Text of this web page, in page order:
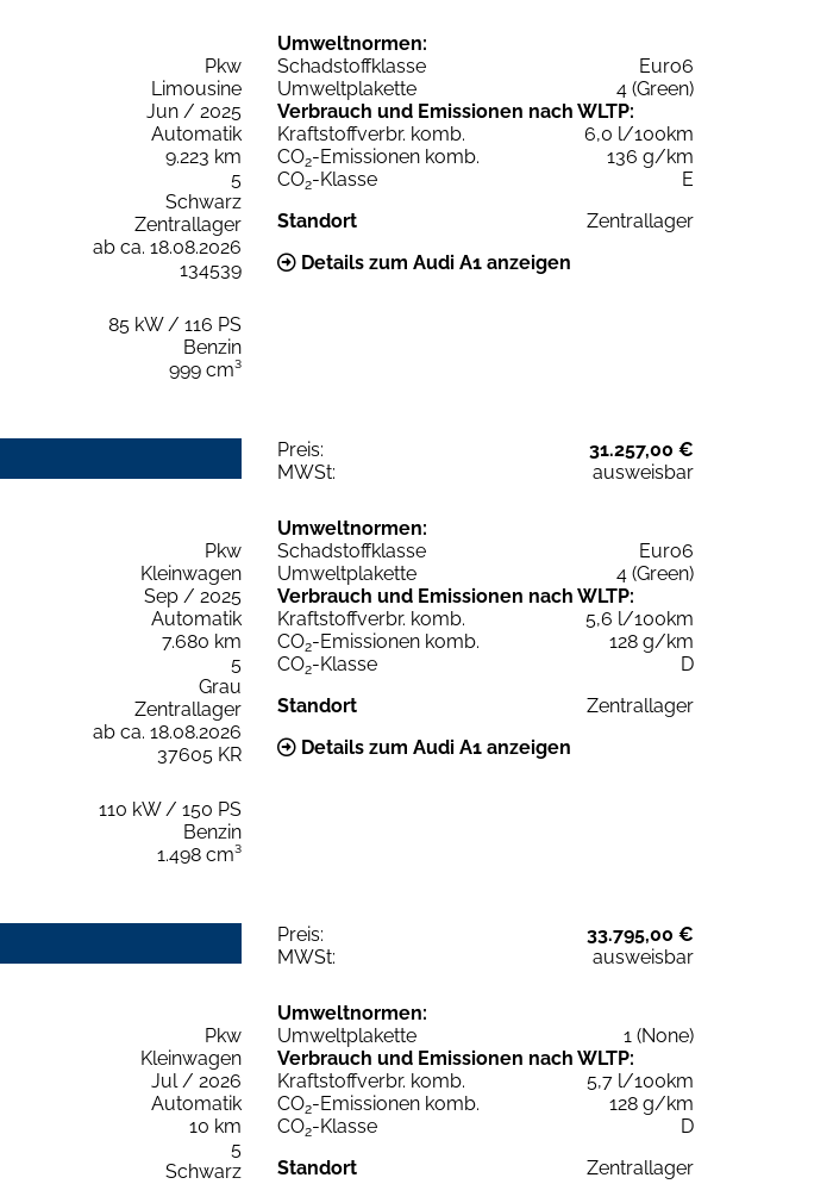
Pkw
Limousine
Jun / 2025
Automatik
9.223 km
5
Schwarz
Zentrallager
ab ca. 18.08.2026
134539
85 kW / 116 PS
Benzin
999 cm³
Umweltnormen:
Schadstoffklasse
Euro6
Umweltplakette
4 (Green)
Verbrauch und Emissionen nach WLTP:
Kraftstoffverbr. komb.
6,0 l/100km
CO2-Emissionen komb.
136 g/km
CO2-Klasse
E
Standort
Zentrallager
Details zum Audi A1 anzeigen
Preis:
31.257,00 €
MWSt:
ausweisbar
Pkw
Kleinwagen
Sep / 2025
Automatik
7.680 km
5
Grau
Zentrallager
ab ca. 18.08.2026
37605 KR
110 kW / 150 PS
Benzin
1.498 cm³
Umweltnormen:
Schadstoffklasse
Euro6
Umweltplakette
4 (Green)
Verbrauch und Emissionen nach WLTP:
Kraftstoffverbr. komb.
5,6 l/100km
CO2-Emissionen komb.
128 g/km
CO2-Klasse
D
Standort
Zentrallager
Details zum Audi A1 anzeigen
Preis:
33.795,00 €
MWSt:
ausweisbar
Pkw
Kleinwagen
Jul / 2026
Automatik
10 km
5
Schwarz
Umweltnormen:
Umweltplakette
1 (None)
Verbrauch und Emissionen nach WLTP:
Kraftstoffverbr. komb.
5,7 l/100km
CO2-Emissionen komb.
128 g/km
CO2-Klasse
D
Standort
Zentrallager